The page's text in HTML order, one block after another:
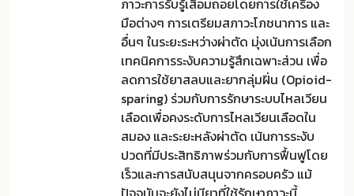
ภาวะการรับรู้เสื่อมถอยโดยการใช้เครื่อง
มือต่างๆ การเตรียมสภาวะโภชนาการ และ
อื่นๆ ในระยะระหว่างผ่าตัด มุ่งเน้นการเลือก
เทคนิคการระงับความรู้สึกเฉพาะส่วน เพื่อ
ลดการใช้ยาสลบและยากลุ่มฝิ่น (Opioid-
sparing) ร่วมกับการรักษาระบบไหลเวียน
เลือดเพื่อคงระดับการไหลเวียนเลือดใน
สมอง และระยะหลังผ่าตัด เน้นการระงับ
ปวดที่มีประสิทธิภาพร่วมกับการฟื้นฟูโดย
เร็วและการสนับสนุนจากครอบครัว แม้